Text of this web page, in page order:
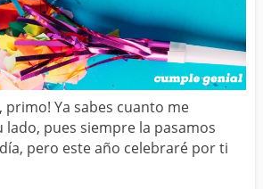
PRIMO
TODAS LAS CATEGORÍAS
primo! Ya sabes cuanto me
lado, pues siempre la pasamos
pero este año celebraré por ti